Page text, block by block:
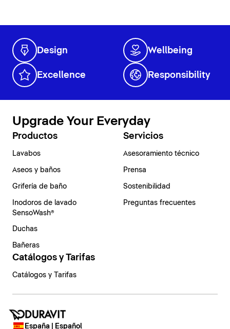
Design Wellbeing
Excellence Responsibility
Upgrade Your Everyday
Productos
Lavabos
Aseos y baños
Grifería de baño
Inodoros de lavado
SensoWash®
Duchas
Bañeras
Servicios
Asesoramiento técnico
Prensa
Sostenibilidad
Preguntas frecuentes
Catálogos y Tarifas
Catálogos y Tarifas
España | Español